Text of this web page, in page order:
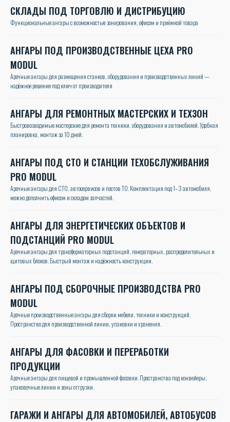
СКЛАДЫ ПОД ТОРГОВЛЮ И ДИСТРИБУЦИЮ
Функциональные ангары с возможностью зонирования, офисом и приёмкой товара
АНГАРЫ ПОД ПРОИЗВОДСТВЕННЫЕ ЦЕХА PRO
MODUL
Арочные ангары для размещения станков, оборудования и производственных линий —
надёжное решение под ключ от производителя
АНГАРЫ ДЛЯ РЕМОНТНЫХ МАСТЕРСКИХ И ТЕХЗОН
Быстровозводимые мастерские для ремонта техники, оборудования и автомобилей. Удобная
планировка, монтаж за 10 дней.
АНГАРЫ ПОД СТО И СТАНЦИИ ТЕХОБСЛУЖИВАНИЯ
PRO MODUL
Арочные ангары для СТО, автосервисов и постов ТО. Комплектация под 1–3 автомобиля,
можно дополнить офисом и складом запчастей.
АНГАРЫ ДЛЯ ЭНЕРГЕТИЧЕСКИХ ОБЪЕКТОВ И
ПОДСТАНЦИЙ PRO MODUL
Арочные ангары для трансформаторных подстанций, генераторных, распределительных и
щитовых блоков. Быстрый монтаж и надёжность конструкции.
АНГАРЫ ПОД СБОРОЧНЫЕ ПРОИЗВОДСТВА PRO
MODUL
Арочные производственные ангары для сборки мебели, техники и конструкций.
Пространство для производственной линии, упаковки и хранения.
АНГАРЫ ДЛЯ ФАСОВКИ И ПЕРЕРАБОТКИ
ПРОДУКЦИИ
Арочные ангары для пищевой и промышленной фасовки. Пространства под конвейеры,
упаковочные линии и зоны отгрузки.
ГАРАЖИ И АНГАРЫ ДЛЯ АВТОМОБИЛЕЙ, АВТОБУСОВ